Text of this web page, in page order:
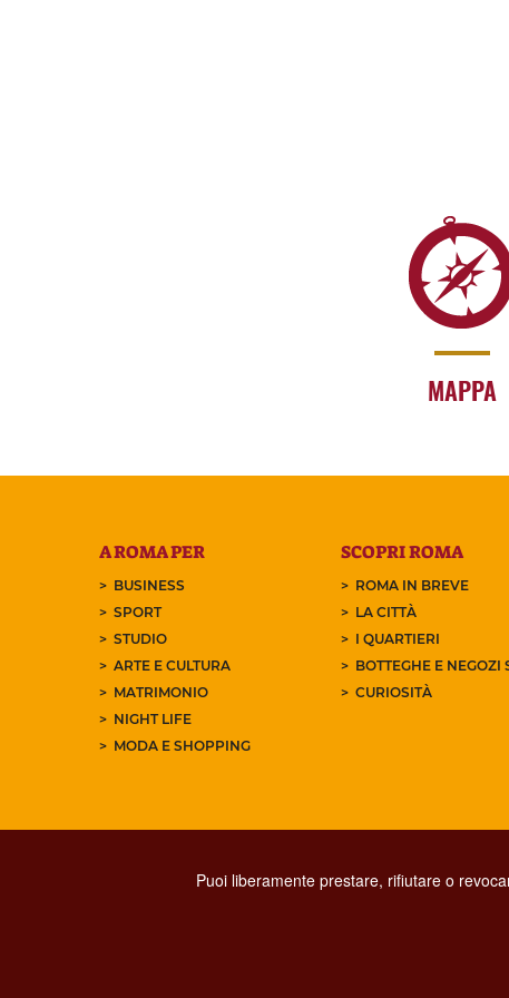
MAPPA
A ROMA PER
BUSINESS
SPORT
STUDIO
ARTE E CULTURA
MATRIMONIO
NIGHT LIFE
MODA E SHOPPING
SCOPRI ROMA
ROMA IN BREVE
LA CITTÀ
I QUARTIERI
BOTTEGHE E NEGOZI
CURIOSITÀ
Puoi liberamente prestare, rifiutare o